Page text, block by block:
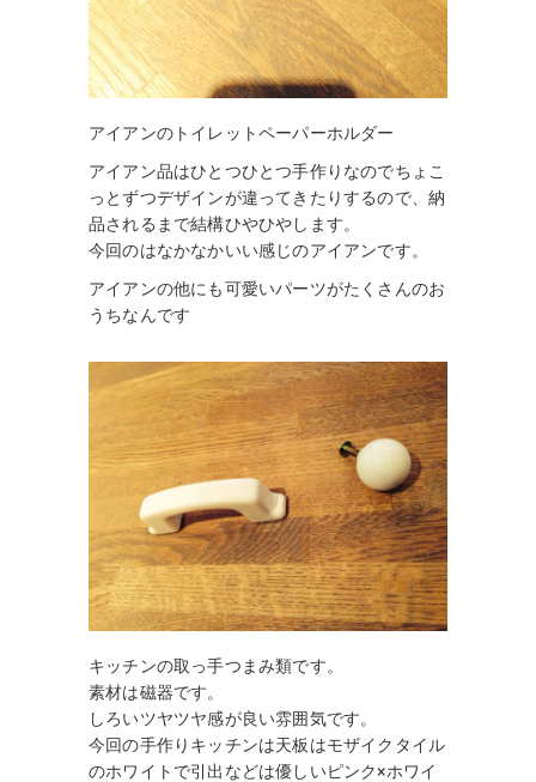
アイアンのトイレットペーパーホルダー
アイアン品はひとつひとつ手作りなのでちょこ
っとずつデザインが違ってきたりするので、納
品されるまで結構ひやひやします。
今回のはなかなかいい感じのアイアンです。
アイアンの他にも可愛いパーツがたくさんのお
うちなんです
キッチンの取っ手つまみ類です。
素材は磁器です。
しろいツヤツヤ感が良い雰囲気です。
今回の手作りキッチンは天板はモザイクタイル
のホワイトで引出などは優しいピンク×ホワイ